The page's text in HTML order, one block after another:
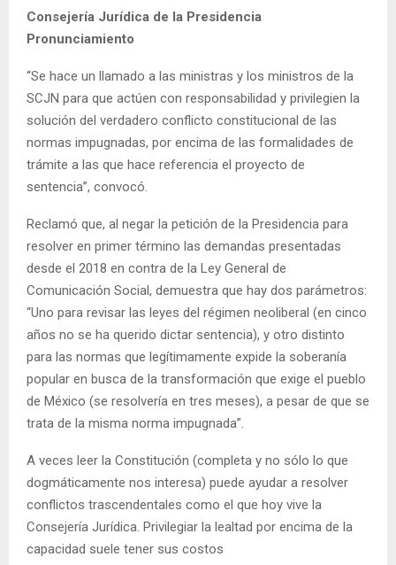
Consejería Jurídica de la Presidencia
Pronunciamiento
“Se hace un llamado a las ministras y los ministros de la
SCJN para que actúen con responsabilidad y privilegien la
solución del verdadero conflicto constitucional de las
normas impugnadas, por encima de las formalidades de
trámite a las que hace referencia el proyecto de
sentencia”, convocó.
Reclamó que, al negar la petición de la Presidencia para
resolver en primer término las demandas presentadas
desde el 2018 en contra de la Ley General de
Comunicación Social, demuestra que hay dos parámetros:
“Uno para revisar las leyes del régimen neoliberal (en cinco
años no se ha querido dictar sentencia), y otro distinto
para las normas que legítimamente expide la soberanía
popular en busca de la transformación que exige el pueblo
de México (se resolvería en tres meses), a pesar de que se
trata de la misma norma impugnada”.
A veces leer la Constitución (completa y no sólo lo que
dogmáticamente nos interesa) puede ayudar a resolver
conflictos trascendentales como el que hoy vive la
Consejería Jurídica. Privilegiar la lealtad por encima de la
capacidad suele tener sus costos